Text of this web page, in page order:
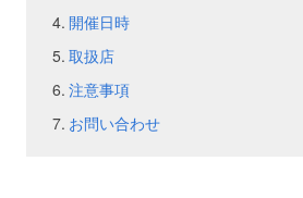
開催日時
取扱店
注意事項
お問い合わせ